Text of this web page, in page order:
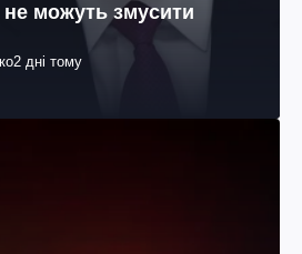
можуть змусити
2 дні тому